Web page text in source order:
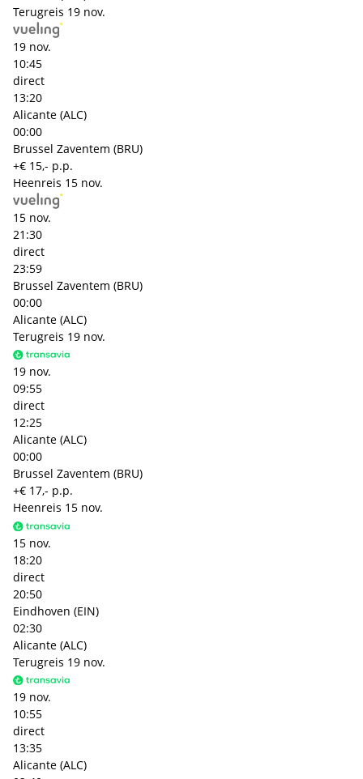
Terugreis 19 nov.
19 nov.
10:45
direct
13:20
Alicante (ALC)
00:00
Brussel Zaventem (BRU)
+€ 15,- p.p.
Heenreis 15 nov.
15 nov.
21:30
direct
23:59
Brussel Zaventem (BRU)
00:00
Alicante (ALC)
Terugreis 19 nov.
19 nov.
09:55
direct
12:25
Alicante (ALC)
00:00
Brussel Zaventem (BRU)
+€ 17,- p.p.
Heenreis 15 nov.
15 nov.
18:20
direct
20:50
Eindhoven (EIN)
02:30
Alicante (ALC)
Terugreis 19 nov.
19 nov.
10:55
direct
13:35
Alicante (ALC)